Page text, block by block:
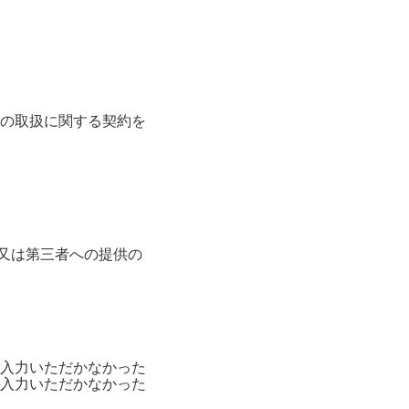
取扱に関する契約を
は第三者への提供の
力いただかなかった
力いただかなかった